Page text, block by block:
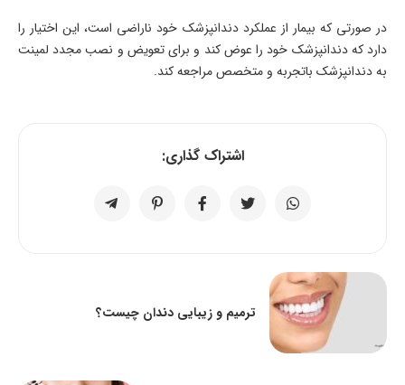
در صورتی که بیمار از عملکرد دندانپزشک خود ناراضی است، این اختیار را
دارد که دندانپزشک خود را عوض کند و برای تعویض و نصب مجدد لمینت
به دندانپزشک باتجربه و متخصص مراجعه کند.
اشتراک گذاری:
ترمیم و زیبایی دندان چیست؟